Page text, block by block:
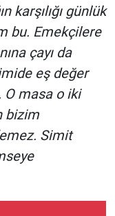
karşılığı günlük
bu. Emekçilere
çayı da
eş değer
masa o iki
bizim
Simit